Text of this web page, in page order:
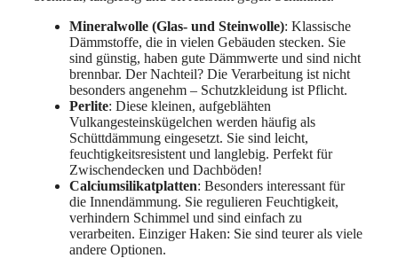
Mineralwolle (Glas- und Steinwolle): Klassische
Dämmstoffe, die in vielen Gebäuden stecken. Sie
sind günstig, haben gute Dämmwerte und sind nicht
brennbar. Der Nachteil? Die Verarbeitung ist nicht
besonders angenehm – Schutzkleidung ist Pflicht.
Perlite: Diese kleinen, aufgeblähten
Vulkangesteinskügelchen werden häufig als
Schüttdämmung eingesetzt. Sie sind leicht,
feuchtigkeitsresistent und langlebig. Perfekt für
Zwischendecken und Dachböden!
Calciumsilikatplatten: Besonders interessant für
die Innendämmung. Sie regulieren Feuchtigkeit,
verhindern Schimmel und sind einfach zu
verarbeiten. Einziger Haken: Sie sind teurer als viele
andere Optionen.